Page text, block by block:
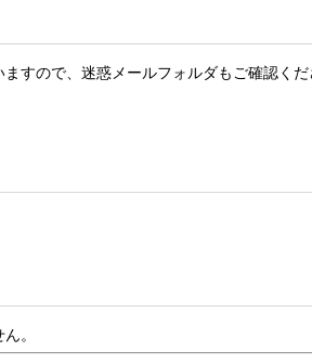
すので、迷惑メールフォルダもご確認くだ
。